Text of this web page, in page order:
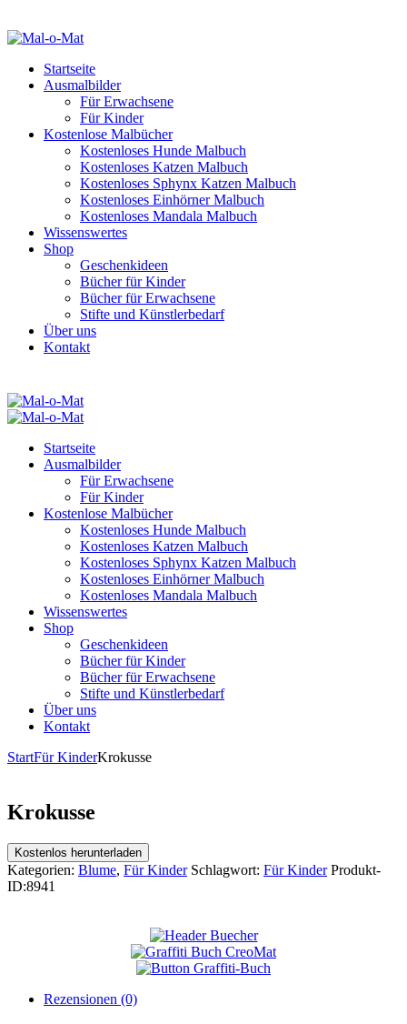
Startseite
Ausmalbilder
Für Erwachsene
Für Kinder
Kostenlose Malbücher
Kostenloses Hunde Malbuch
Kostenloses Katzen Malbuch
Kostenloses Sphynx Katzen Malbuch
Kostenloses Einhörner Malbuch
Kostenloses Mandala Malbuch
Wissenswertes
Shop
Geschenkideen
Bücher für Kinder
Bücher für Erwachsene
Stifte und Künstlerbedarf
Über uns
Kontakt
Startseite
Ausmalbilder
Für Erwachsene
Für Kinder
Kostenlose Malbücher
Kostenloses Hunde Malbuch
Kostenloses Katzen Malbuch
Kostenloses Sphynx Katzen Malbuch
Kostenloses Einhörner Malbuch
Kostenloses Mandala Malbuch
Wissenswertes
Shop
Geschenkideen
Bücher für Kinder
Bücher für Erwachsene
Stifte und Künstlerbedarf
Über uns
Kontakt
StartFür KinderKrokusse
Krokusse
Kostenlos herunterladen
Kategorien: Blume, Für Kinder Schlagwort: Für Kinder Produkt-
ID:8941
Rezensionen (0)